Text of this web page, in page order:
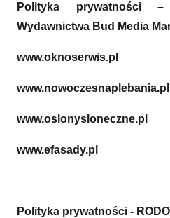
Polityka prywatności
Wydawnictwa Bud Media
www.oknoserwis.pl
www.nowoczesnaplebania.pl
www.oslonysloneczne.pl
www.efasady.pl
Polityka prywatności - RODO